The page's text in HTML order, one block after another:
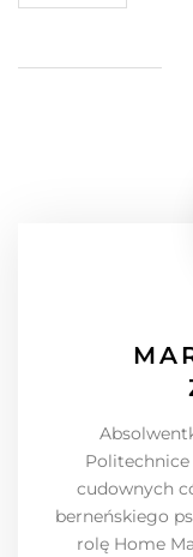
Politechnice
cudownych
berneńskiego
rolę Home